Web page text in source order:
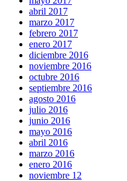
abril 2017
marzo 2017
febrero 2017
enero 2017
diciembre 2016
noviembre 2016
octubre 2016
septiembre 2016
agosto 2016
julio 2016
junio 2016
mayo 2016
abril 2016
marzo 2016
enero 2016
noviembre 12